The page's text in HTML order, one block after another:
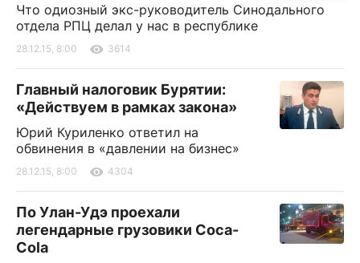
Что одиозный экс-руководитель Синодального
отдела РПЦ делал у нас в республике
28.12.15, 8:00 3614
Главный налоговик Бурятии:
«Действуем в рамках закона»
Юрий Куриленко ответил на
обвинения в «давлении на бизнес»
28.12.15, 8:00 4304
По Улан-Удэ проехали
легендарные грузовики Coca-
Cola